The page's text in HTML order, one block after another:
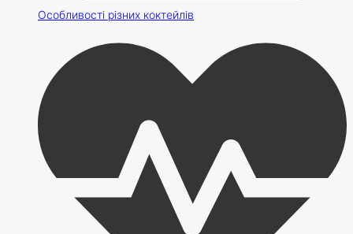
Особливості різних коктейлів